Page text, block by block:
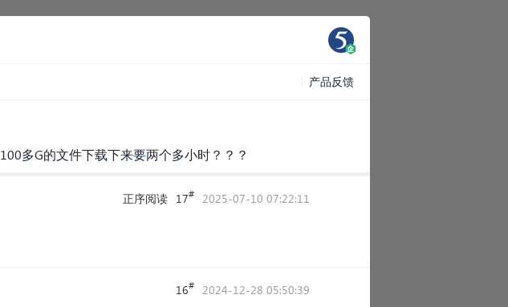
产品反馈
100多G的文件下载下来要两个多小时？？？
正序阅读 17# 2025-07-10 07:22:11
16# 2024-12-28 05:50:39